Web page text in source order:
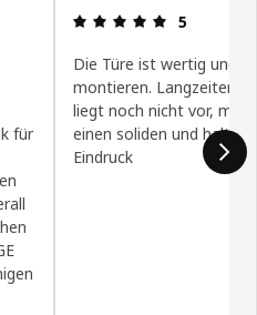
von 5 Sterne
für
5
Die Türe ist wertig und
montieren.
liegt noch nicht vor,
einen soliden und
Eindruck